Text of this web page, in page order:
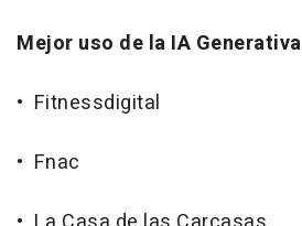
Mejor uso de la IA Generativa
• Fitnessdigital
• Fnac